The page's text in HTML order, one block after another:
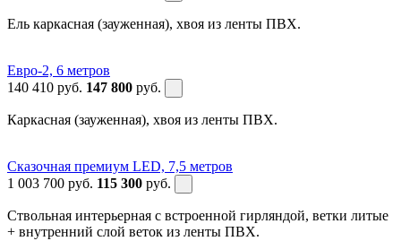
Ель каркасная (зауженная), хвоя из ленты ПВХ.
Евро-2, 6 метров
140 410 руб. 147 800 руб.
Каркасная (зауженная), хвоя из ленты ПВХ.
Сказочная премиум LED, 7,5 метров
1 003 700 руб. 115 300 руб.
Ствольная интерьерная с встроенной гирляндой, ветки литые
+ внутренний слой веток из ленты ПВХ.